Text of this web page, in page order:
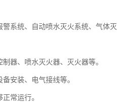
系统、自动喷水灭火系统、气体
器、喷水灭火器、灭火器等。
安装、电气接线等。
常运行。